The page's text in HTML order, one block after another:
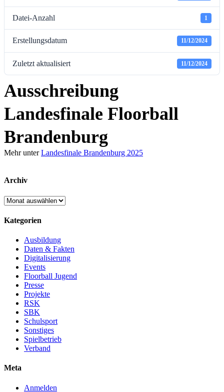
Datei-Anzahl 1
Erstellungsdatum 11/12/2024
Zuletzt aktualisiert 11/12/2024
Ausschreibung
Landesfinale Floorball
Brandenburg
Mehr unterLandesfinale Brandenburg 2025
Archiv
Archiv
Kategorien
Ausbildung
Daten & Fakten
Digitalisierung
Events
Floorball Jugend
Presse
Projekte
RSK
SBK
Schulsport
Sonstiges
Spielbetrieb
Verband
Meta
Anmelden